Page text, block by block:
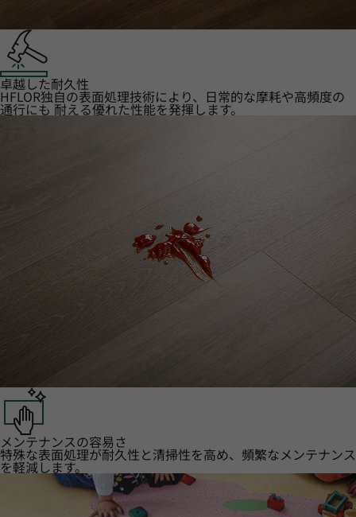
卓越した耐久性
HFLOR独自の表面処理技術により、日常的な摩耗や高頻度の
通行にも 耐える優れた性能を発揮します。
メンテナンスの容易さ
特殊な表面処理が耐久性と清掃性を高め、頻繁なメンテナンス
を軽減します。